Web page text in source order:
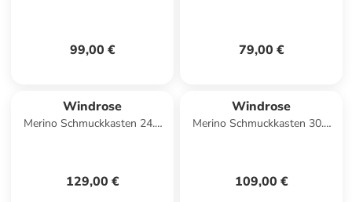
99,00 € 79,00 €
Windrose
Merino Schmuckkasten 24.5
129,00 €
Windrose
Merino Schmuckkasten 30.5
109,00 €